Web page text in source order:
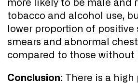
more likely to be male and
tobacco and alcohol use,
lower proportion of positive
smears and abnormal chest
compared to those without
Conclusion: There is a